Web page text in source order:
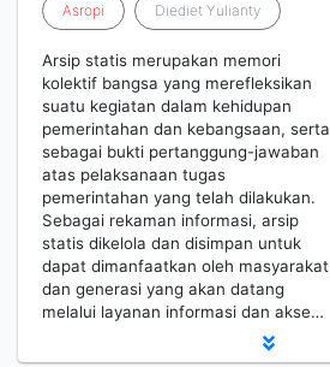
Asropi Diediet Yulianty
Arsip statis merupakan memori
kolektif bangsa yang merefleksikan
suatu kegiatan dalam kehidupan
pemerintahan dan kebangsaan, serta
sebagai bukti pertanggung-jawaban
atas pelaksanaan tugas
pemerintahan yang telah dilakukan.
Sebagai rekaman informasi, arsip
statis dikelola dan disimpan untuk
dapat dimanfaatkan oleh masyarakat
dan generasi yang akan datang
melalui layanan informasi dan akse…